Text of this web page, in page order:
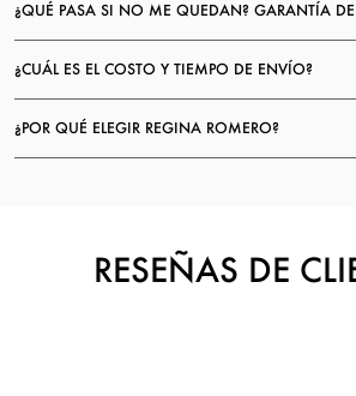
¿QUÉ PASA SI NO ME QUEDAN? GARANTÍA
¿CUÁL ES EL COSTO Y TIEMPO DE ENVÍO?
¿POR QUÉ ELEGIR REGINA ROMERO?
RESEÑAS DE